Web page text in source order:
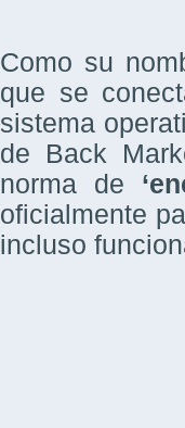
Como su
que se
sistema
de Back
norma de
oficialmente
incluso